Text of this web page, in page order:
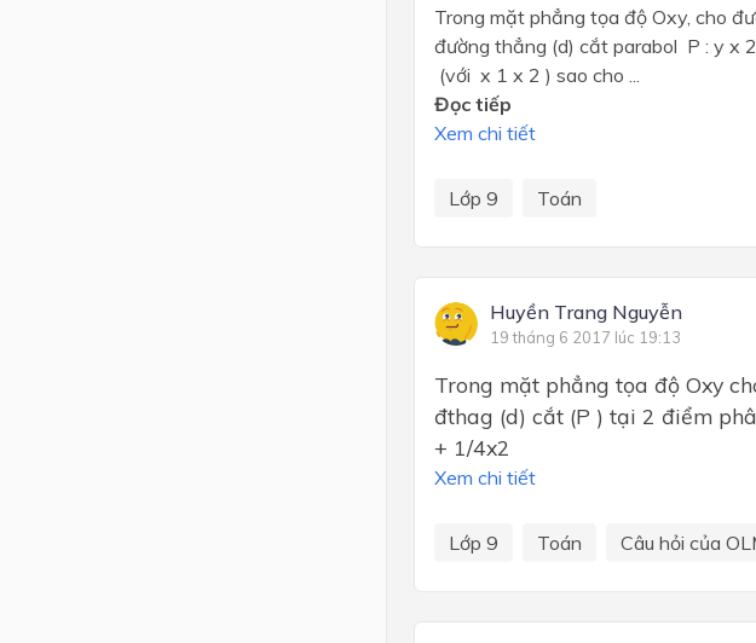
Trong mặt phẳng tọa độ Oxy, cho
đường thẳng (d) cắt parabol P : y x
(với x 1 x 2 ) sao cho ...
Đọc tiếp
Xem chi tiết
Lớp 9 Toán
Huyền Trang Nguyễn
19 tháng 6 2017 lúc 19:13
Trong mặt phẳng tọa độ Oxy
đthag (d) cắt (P ) tại 2 điểm
+ 1/4x2
Xem chi tiết
Lớp 9 Toán Câu hỏi của